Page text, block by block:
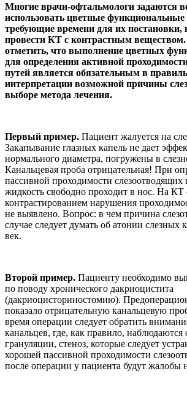
Многие врачи-офтальмологи задаются
использовать цветные
требующие времени для их постановки,
провести КТ с контрастным веществом.
отметить, что выполнение цветных
для определения активной
путей является обязательным в
интерпретации возможной причины
выборе метода лечения.
Первый пример. Пациент жалуется на
Закапывание глазных капель не дает
нормального диаметра, погружены в
Канальцевая проба отрицательная! При
пассивной проходимости
жидкость свободно проходит в нос. На КТ
контрастированием нарушения
не выявлено. Вопрос: в чем причина
случае следует думать об атонии слезных
век.
Второй пример. Пациенту необходимо
по поводу хронического дакриоцистита
(дакриоцисториностомию).
показало отрицательную канальцевую
время операции следует обратить
канальцев, где, как правило, наблюдаются
грануляции, стеноз, которые следует
хорошей пассивной проходимости
после операции у пациента будут жалобы